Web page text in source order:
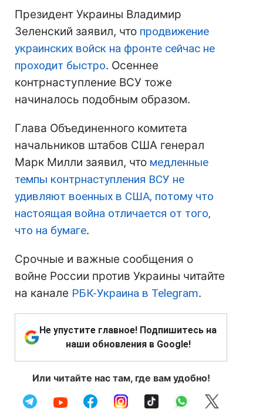
Президент Украины Владимир
Зеленский заявил, что продвижение
украинских войск на фронте сейчас не
проходит быстро. Осеннее
контрнаступление ВСУ тоже
начиналось подобным образом.
Глава Объединенного комитета
начальников штабов США генерал
Марк Милли заявил, что медленные
темпы контрнаступления ВСУ не
удивляют военных в США, потому что
настоящая война отличается от того,
что на бумаге.
Срочные и важные сообщения о
войне России против Украины читайте
на канале РБК-Украина в Telegram.
Не упустите главное! Подпишитесь на
наши обновления в Google!
Или читайте нас там, где вам удобно!